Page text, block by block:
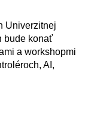
Univerzitnej
bude konať
a workshopmi
AI,